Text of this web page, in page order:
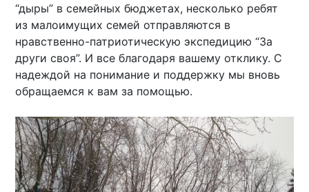
“дыры” в семейных бюджетах, несколько ребят
из малоимущих семей отправляются в
нравственно-патриотическую экспедицию “За
други своя”. И все благодаря вашему отклику. С
надеждой на понимание и поддержку мы вновь
обращаемся к вам за помощью.